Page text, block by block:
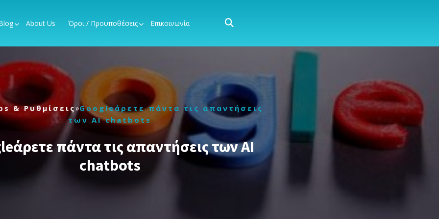
About Us Όροι / Προυποθέσεις Επικοινωνία
& Ρυθμίσεις»Googleάρετε πάντα τις απαντήσεις
των AI chatbots
πάντα τις απαντήσεις των AI
chatbots